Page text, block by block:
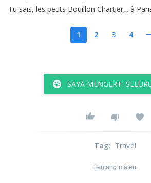
Tu sais, les petits Bouillon Chartier,.. à
1 2 3 4
SAYA MENGERTI
Tag: Travel
Tentang materi